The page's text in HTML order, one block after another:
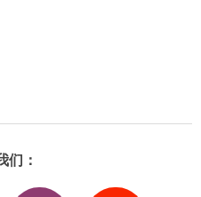
们：